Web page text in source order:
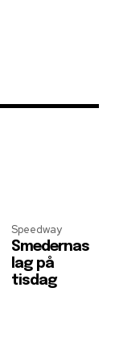
Speedway
Smedernas
lag på
tisdag